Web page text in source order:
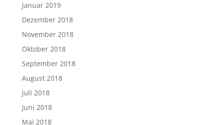
Januar 2019
Dezember 2018
November 2018
Oktober 2018
September 2018
August 2018
Juli 2018
Juni 2018
Mai 2018